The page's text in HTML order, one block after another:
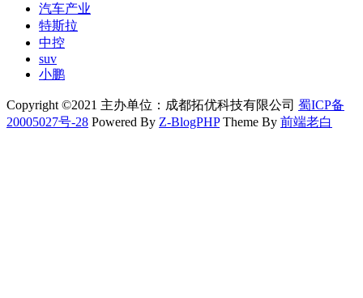
汽车产业
特斯拉
中控
suv
小鹏
Copyright ©2021 主办单位：成都拓优科技有限公司 蜀ICP备
20005027号-28 Powered By Z-BlogPHPTheme By 前端老白